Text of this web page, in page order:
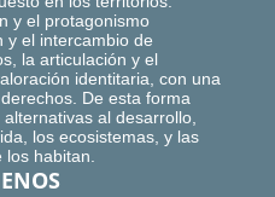
y el protagonismo
y el intercambio de
la articulación y el
identitaria, con una
De esta forma
al desarrollo,
los ecosistemas, y las
los habitan.